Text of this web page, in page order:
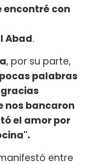
encontré con
Abad.
, por su parte,
palabras
gracias
nos bancaron
el amor por
entre